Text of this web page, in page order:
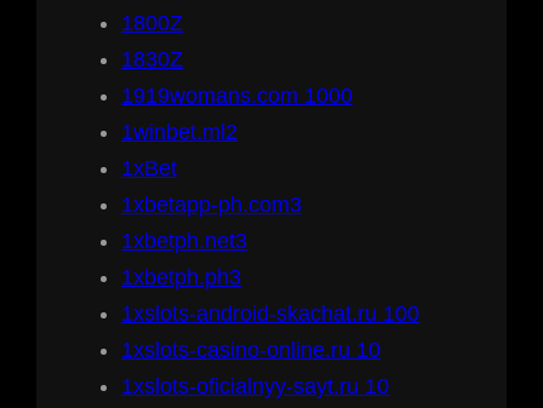
1800Z
1830Z
1919womans.com 1000
1winbet.ml2
1xBet
1xbetapp-ph.com3
1xbetph.net3
1xbetph.ph3
1xslots-android-skachat.ru 100
1xslots-casino-online.ru 10
1xslots-oficialnyy-sayt.ru 10